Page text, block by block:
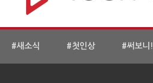
#새소식 #첫인상 #써보니!